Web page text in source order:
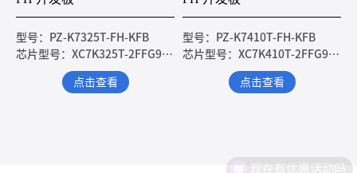
型号：PZ-K7325T-FH-KFB
芯片型号：XC7K325T-2FFG900I
点击查看
型号：PZ-K7410T-FH-KFB
芯片型号：XC7K410T-2FFG900I
点击查看
现在有优惠活动吗